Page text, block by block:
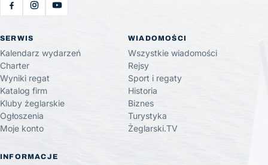
SERWIS
Kalendarz wydarzeń
Charter
Wyniki regat
Katalog firm
Kluby żeglarskie
Ogłoszenia
Moje konto
WIADOMOŚCI
Wszystkie wiadomości
Rejsy
Sport i regaty
Historia
Biznes
Turystyka
Żeglarski.TV
INFORMACJE